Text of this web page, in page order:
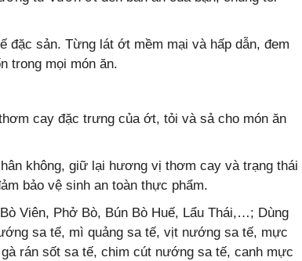
đặc sản. Từng lát ớt mềm mại và hấp dẫn, đem
trong mọi món ăn.
cay đặc trưng của ớt, tỏi và sả cho món ăn
không, giữ lại hương vị thơm cay và trạng thái
bảo vệ sinh an toàn thực phẩm.
Viên, Phở Bò, Bún Bò Huế, Lẩu Thái,…; Dùng
sa tế, mì quảng sa tế, vịt nướng sa tế, mực
rán sốt sa tế, chim cút nướng sa tế, canh mực